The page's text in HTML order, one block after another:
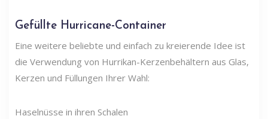
Gefüllte Hurricane-Container
Eine weitere beliebte und einfach zu kreierende Idee ist
die Verwendung von Hurrikan-Kerzenbehältern aus Glas,
Kerzen und Füllungen Ihrer Wahl:
Haselnüsse in ihren Schalen